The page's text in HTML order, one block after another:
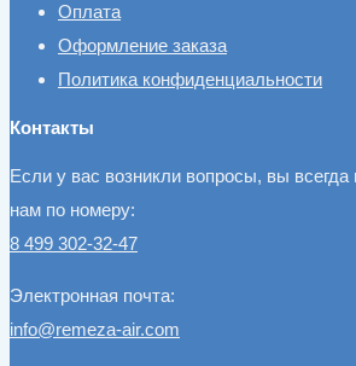
Оплата
Оформление заказа
Политика конфиденциальности
Контакты
Если у вас возникли вопросы, вы всегда
нам по номеру:
8 499 302-32-47
Электронная почта:
info@remeza-air.com